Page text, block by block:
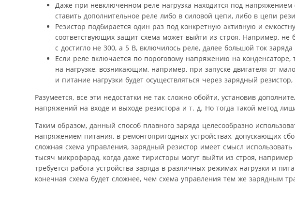
Даже при невключенном реле нагрузка находится под напряжением
ставить дополнительное реле либо в силовой цепи, либо в цепи
Резистор подбирается один раз под конкретную активную и
соответствующих защит схема может выйти из строя. Например, не
с достигло не 300, а 5 В, включилось реле, далее большой ток
Если реле включается по пороговому напряжению на
на нагрузке, возникающим, например, при запуске двигателя от
и питание нагрузки будет осуществляться через зарядный резистор,
Разумеется, все эти недостатки не так сложно обойти, установив
напряжений на входе и выходе резистора и т. д. Но тогда такой метод
Таким образом, данный способ плавного заряда целесообразно
напряжением питания, в ремонтопригодных устройствах, допускающих
сложная схема управления, зарядный резистор имеет смысл
тысяч микрофарад, когда даже тиристоры могут выйти из строя,
требуется работа устройства заряда в различных режимах нагрузки и
конечная схема будет сложнее, чем схема управления тем же зарядным